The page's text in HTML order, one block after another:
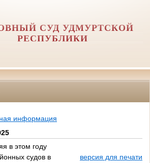
СУД УДМУРТСКОЙ
РЕСПУБЛИКИ
информация
в этом году
судов в
версия для печати